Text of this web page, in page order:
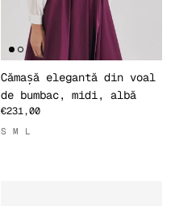
Cămașă elegantă din voal
de bumbac, midi, albă
€231,00
S M L